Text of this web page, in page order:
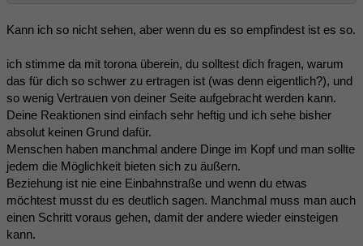
Kann ich so nicht sehen, aber wenn du es so empfindest ist es so.
ich stimme da mit torona überein, du solltest dich fragen, warum
das für dich so schwer zu ertragen ist (was denn eigentlich?), und
so wenig Vertrauen von deiner Seite aufgebracht werden kann.
Deine Reaktionen sind einfach sehr heftig und ich sehe bisher
absolut keinen Grund dafür.
Menschen haben manchmal andere Dinge im Kopf und man sollte
jedem die Möglichkeit bieten sich zu äußern.
Beziehung ist nie eine Einbahnstraße und wenn du etwas
möchtest musst du es deutlich sagen. Manchmal muss man auch
einen Schritt voraus gehen, damit der andere wieder einsteigen
kann.